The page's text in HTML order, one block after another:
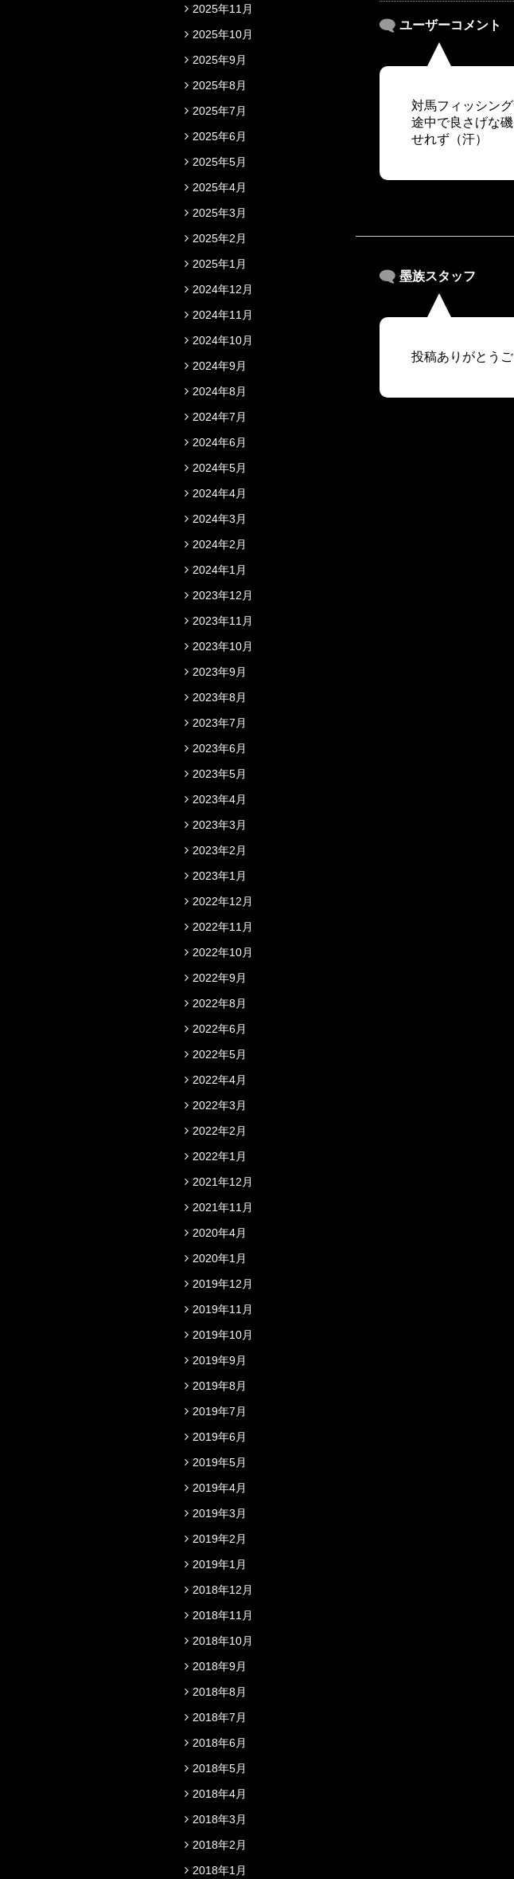
2025年11月
2025年10月
2025年9月
2025年8月
2025年7月
2025年6月
2025年5月
2025年4月
2025年3月
2025年2月
2025年1月
2024年12月
2024年11月
2024年10月
2024年9月
2024年8月
2024年7月
2024年6月
2024年5月
2024年4月
2024年3月
2024年2月
2024年1月
2023年12月
2023年11月
2023年10月
2023年9月
2023年8月
2023年7月
2023年6月
2023年5月
2023年4月
2023年3月
2023年2月
2023年1月
2022年12月
2022年11月
2022年10月
2022年9月
2022年8月
2022年6月
2022年5月
2022年4月
2022年3月
2022年2月
2022年1月
2021年12月
2021年11月
2020年4月
2020年1月
2019年12月
2019年11月
2019年10月
2019年9月
2019年8月
2019年7月
2019年6月
2019年5月
2019年4月
2019年3月
2019年2月
2019年1月
2018年12月
2018年11月
2018年10月
2018年9月
2018年8月
2018年7月
2018年6月
2018年5月
2018年4月
2018年3月
2018年2月
2018年1月
ユーザーコメント
対馬フィッシン
途中で良さげな
せれず（汗）
墨族スタッフ
投稿ありがとう